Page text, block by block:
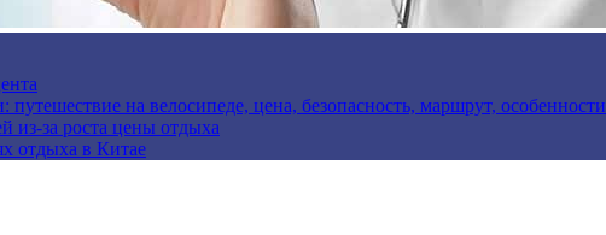
на велосипеде, цена, безопасность, маршрут, особенности
из-за роста цены отдыха
отдыха в Китае